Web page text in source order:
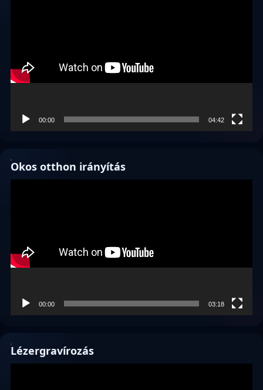
00:00 04:42
Okos otthon irányítás
00:00 03:18
Lézergravírozás